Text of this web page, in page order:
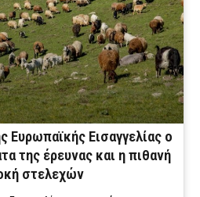
Ευρωπαϊκής Εισαγγελίας ο
της έρευνας και η πιθανή
στελεχών